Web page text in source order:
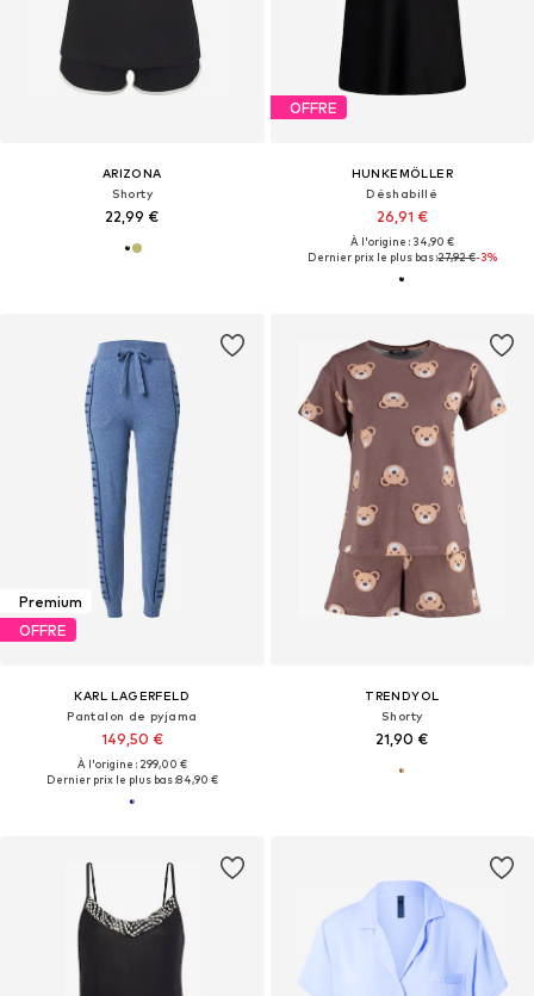
ARIZONA
Shorty
22,99 €
OFFRE
HUNKEMÖLLER
Déshabillé
26,91 €
À l'origine : 34,90 €
Dernier prix le plus bas :27,92 €-3%
Premium
OFFRE
KARL LAGERFELD
Pantalon de pyjama
149,50 €
À l'origine : 299,00 €
Dernier prix le plus bas :84,90 €
TRENDYOL
Shorty
21,90 €